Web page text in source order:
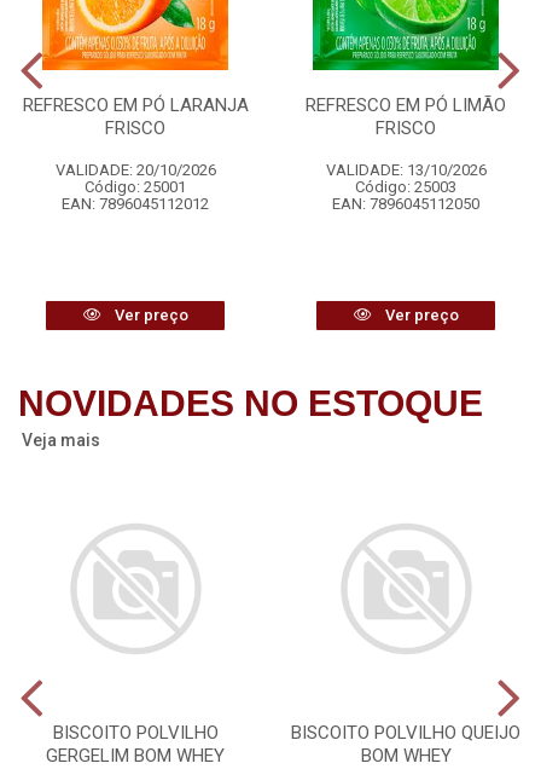
REFRESCO EM PÓ LARANJA
FRISCO
VALIDADE: 20/10/2026
Código: 25001
EAN: 7896045112012
Ver preço
REFRESCO EM PÓ LIMÃO
FRISCO
VALIDADE: 13/10/2026
Código: 25003
EAN: 7896045112050
Ver preço
NOVIDADES NO ESTOQUE
Veja mais
BISCOITO POLVILHO
GERGELIM BOM WHEY
BISCOITO POLVILHO QUEIJO
BOM WHEY